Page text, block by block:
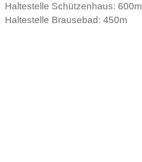
Haltestelle Schützenhaus: 600m
Haltestelle Brausebad: 450m